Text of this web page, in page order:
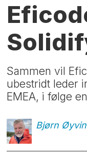
Sammen vil
ubestridt leder
EMEA, i følge
Bjørn